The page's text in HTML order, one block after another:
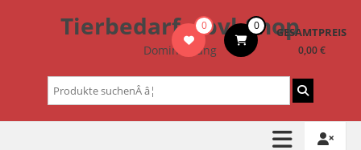
Tierbedarf – bvl-Shop
Dominik Lang
0 0 GESAMTPREIS
0,00 €
Suchen
nach: